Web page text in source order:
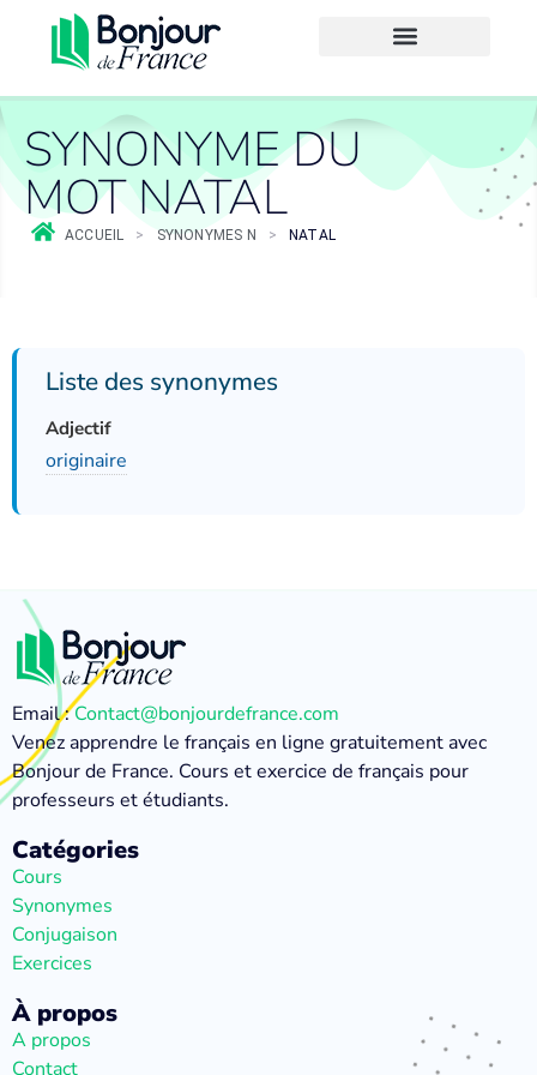
SYNONYME DU
MOT NATAL
ACCUEIL > SYNONYMES N > NATAL
Liste des synonymes
Adjectif
originaire
Email :Contact@bonjourdefrance.com
Venez apprendre le français en ligne gratuitement avec
Bonjour de France. Cours et exercice de français pour
professeurs et étudiants.
Catégories
Cours
Synonymes
Conjugaison
Exercices
À propos
A propos
Contact